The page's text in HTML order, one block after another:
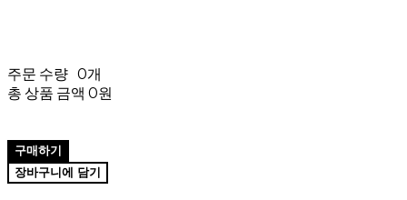
주문 수량 0개
총 상품 금액 0원
구매하기
장바구니에 담기